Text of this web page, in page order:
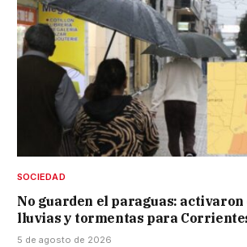
SOCIEDAD
No guarden el paraguas:
lluvias y tormentas para
5 de agosto de 2026